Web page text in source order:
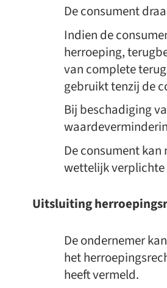
De consument
Indien de
herroeping,
van complete
gebruikt tenzij de
Bij beschadiging
De consument
wettelijk verplichte
Uitsluiting
De ondernemer
het
heeft vermeld.